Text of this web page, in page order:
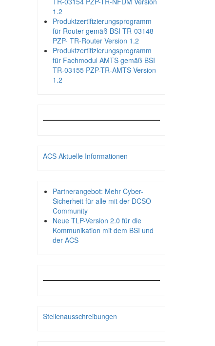
1.2
Produktzertifizierungsprogramm
für Router gemäß BSI TR-03148
PZP- TR-Router Version 1.2
Produktzertifizierungsprogramm
für Fachmodul AMTS gemäß BSI
TR-03155 PZP-TR-AMTS Version
1.2
ACS Aktuelle Informationen
Partnerangebot: Mehr Cyber-
Sicherheit für alle mit der DCSO
Community
Neue TLP-Version 2.0 für die
Kommunikation mit dem BSI und
der ACS
Stellenausschreibungen